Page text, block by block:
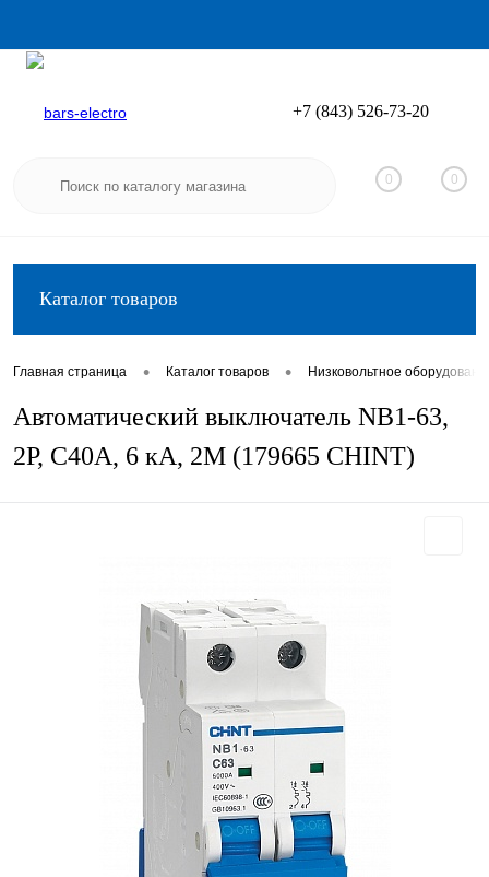
Вход
+7 (843) 526-73-20
0 0
Каталог товаров
Главная страница • Каталог товаров • Низковольтное
Автоматический выключатель NB1-63,
2P, C40А, 6 кА, 2М (179665 CHINT)